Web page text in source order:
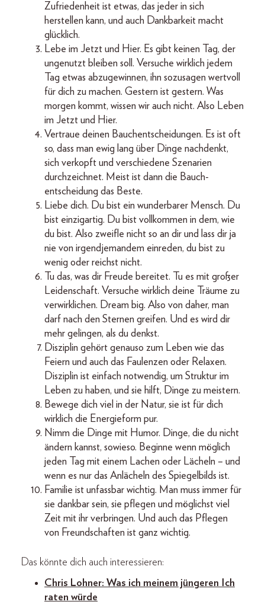
Zufriedenheit ist etwas, das jeder in sich
herstellen kann, und auch Dankbarkeit macht
glücklich.
Lebe im Jetzt und Hier. Es gibt keinen Tag, der
ungenutzt bleiben soll. Versuche wirklich jedem
Tag etwas abzugewinnen, ihn sozusagen wertvoll
für dich zu machen. Gestern ist gestern. Was
morgen kommt, wissen wir auch nicht. Also Leben
im Jetzt und Hier.
Vertraue deinen Bauchentscheidungen. Es ist oft
so, dass man ewig lang über Dinge nachdenkt,
sich verkopft und verschiedene Szenarien
durchzeichnet. Meist ist dann die Bauch­
entscheidung das Beste.
Liebe dich. Du bist ein wunderbarer Mensch. Du
bist einzigartig. Du bist vollkommen in dem, wie
du bist. Also zweifle nicht so an dir und lass dir ja
nie von irgendjemandem einreden, du bist zu
wenig oder reichst nicht.
Tu das, was dir Freude bereitet. Tu es mit großer
Leidenschaft. Versuche wirklich deine Träume zu
verwirklichen. Dream big. Also von daher, man
darf nach den Sternen greifen. Und es wird dir
mehr gelingen, als du denkst.
Disziplin gehört genauso zum Leben wie das
Feiern und auch das Faulenzen oder Relaxen.
Disziplin ist einfach notwendig, um Struktur im
Leben zu haben, und sie hilft, Dinge zu meistern.
Bewege dich viel in der Natur, sie ist für dich
wirklich die Energieform pur.
Nimm die Dinge mit Humor. Dinge, die du nicht
ändern kannst, sowieso. Beginne wenn möglich
jeden Tag mit einem Lachen oder Lächeln – und
wenn es nur das Anlächeln des Spiegelbilds ist.
Familie ist unfassbar wichtig. Man muss immer für
sie dankbar sein, sie pflegen und möglichst viel
Zeit mit ihr verbringen. Und auch das Pflegen
von Freundschaften ist ganz wichtig.
Das könnte dich auch interessieren:
Chris Lohner: Was ich meinem jüngeren Ich
raten würde